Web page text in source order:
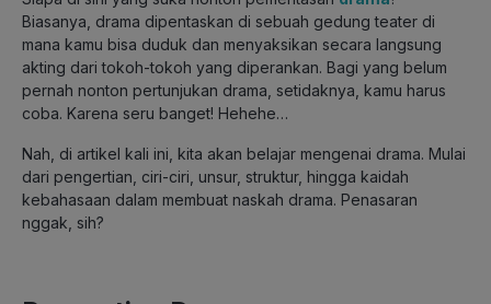
Biasanya, drama dipentaskan di sebuah gedung teater di
mana kamu bisa duduk dan menyaksikan secara langsung
akting dari tokoh-tokoh yang diperankan. Bagi yang belum
pernah nonton pertunjukan drama, setidaknya, kamu harus
coba. Karena seru banget! Hehehe…
Nah, di artikel kali ini, kita akan belajar mengenai drama. Mulai
dari pengertian, ciri-ciri, unsur, struktur, hingga kaidah
kebahasaan dalam membuat naskah drama. Penasaran
nggak, sih?